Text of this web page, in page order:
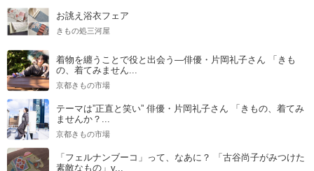
お誂え浴衣フェア
きもの処三河屋
着物を纏うことで役と出会う―俳優・片岡礼子さん 「きも
の、着てみません...
京都きもの市場
テーマは”正直と笑い” 俳優・片岡礼子さん 「きもの、着てみ
ませんか？...
京都きもの市場
「フェルナンブーコ」って、なあに？ 「古谷尚子がみつけた
素敵なもの」v...